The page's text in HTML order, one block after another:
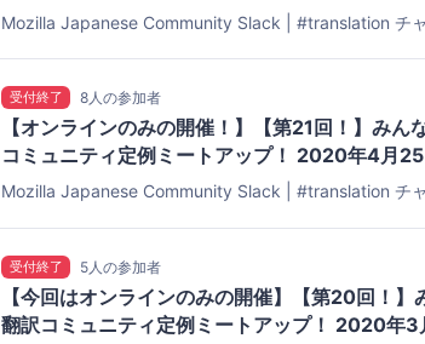
Mozilla Japanese Community Slack | #translation チ
受付終了 8人の参加者
【オンラインのみの開催！】【第21回！】み
コミュニティ定例ミートアップ！ 2020年4月
Mozilla Japanese Community Slack | #translation チ
受付終了 5人の参加者
【今回はオンラインのみの開催】【第20回！】
翻訳コミュニティ定例ミートアップ！ 2020年